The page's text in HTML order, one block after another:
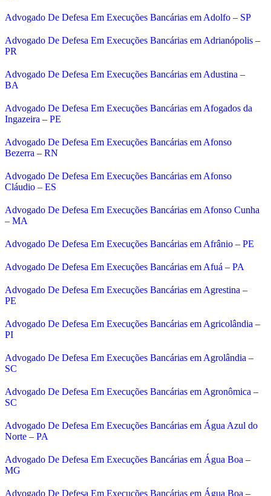
Advogado De Defesa Em Execuções Bancárias em Adolfo – SP
Advogado De Defesa Em Execuções Bancárias em Adrianópolis –
PR
Advogado De Defesa Em Execuções Bancárias em Adustina –
BA
Advogado De Defesa Em Execuções Bancárias em Afogados da
Ingazeira – PE
Advogado De Defesa Em Execuções Bancárias em Afonso
Bezerra – RN
Advogado De Defesa Em Execuções Bancárias em Afonso
Cláudio – ES
Advogado De Defesa Em Execuções Bancárias em Afonso Cunha
– MA
Advogado De Defesa Em Execuções Bancárias em Afrânio – PE
Advogado De Defesa Em Execuções Bancárias em Afuá – PA
Advogado De Defesa Em Execuções Bancárias em Agrestina –
PE
Advogado De Defesa Em Execuções Bancárias em Agricolândia –
PI
Advogado De Defesa Em Execuções Bancárias em Agrolândia –
SC
Advogado De Defesa Em Execuções Bancárias em Agronômica –
SC
Advogado De Defesa Em Execuções Bancárias em Água Azul do
Norte – PA
Advogado De Defesa Em Execuções Bancárias em Água Boa –
MG
Advogado De Defesa Em Execuções Bancárias em Água Boa –